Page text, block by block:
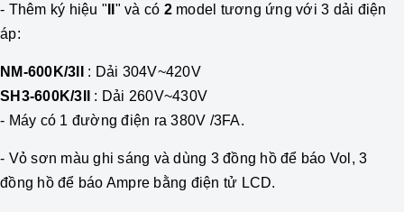
- Thêm ký hiệu " " và có 2model tương ứng với 3 dải điện
áp:
NM-600K/3II
: Dải 304V~420V
SH3-600K/3II
: Dải 260V~430V
- Máy có 1 đường điện ra 380V /3FA.
- Vỏ sơn màu ghi sáng và dùng 3 đồng hồ để báo Vol, 3
đồng hồ để báo Ampre bằng điện tử LCD.